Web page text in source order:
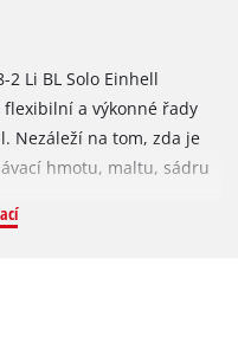
2 Li BL Solo Einhell
flexibilní a výkonné řady
Nezáleží na tom, zda je
hmotu, maltu, sádru
je poháněn